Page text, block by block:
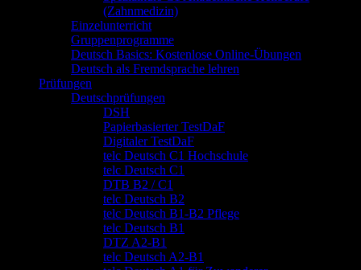
(Zahnmedizin)
Einzelunterricht
Gruppenprogramme
Deutsch Basics: Kostenlose Online-Übungen
Deutsch als Fremdsprache lehren
Prüfungen
Deutschprüfungen
DSH
Papierbasierter TestDaF
Digitaler TestDaF
telc Deutsch C1 Hochschule
telc Deutsch C1
DTB B2 / C1
telc Deutsch B2
telc Deutsch B1-B2 Pflege
telc Deutsch B1
DTZ A2-B1
telc Deutsch A2-B1